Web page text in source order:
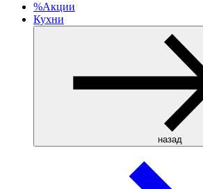
%Акции
Кухни
назад